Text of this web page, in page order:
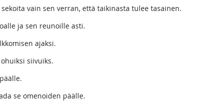
vain sen verran, että taikinasta tulee tasainen.
ja sen reunoille asti.
ajaksi.
siivuiks.
se omenoiden päälle.